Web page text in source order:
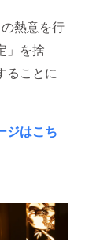
熱意を行
」を捨
ることに
ジはこち